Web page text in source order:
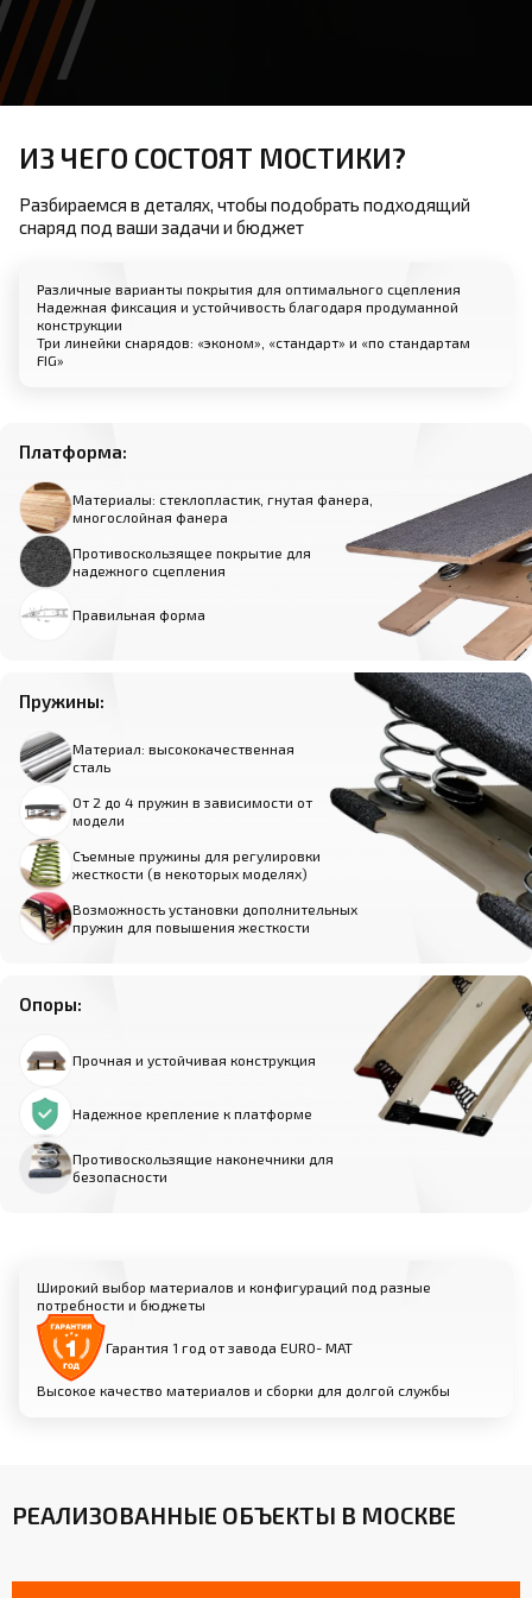
ИЗ ЧЕГО СОСТОЯТ МОСТИКИ?
Разбираемся в деталях, чтобы подобрать подходящий
снаряд под ваши задачи и бюджет
Различные варианты покрытия для оптимального сцепления
Надежная фиксация и устойчивость благодаря продуманной
конструкции
Три линейки снарядов: «эконом», «стандарт» и «по стандартам
FIG»
Платформа:
Материалы: стеклопластик, гнутая фанера,
многослойная фанера
Противоскользящее покрытие для
надежного сцепления
Правильная форма
Пружины:
Материал: высококачественная
сталь
От 2 до 4 пружин в зависимости от
модели
Съемные пружины для регулировки
жесткости (в некоторых моделях)
Возможность установки дополнительных
пружин для повышения жесткости
Опоры:
Прочная и устойчивая конструкция
Надежное крепление к платформе
Противоскользящие наконечники для
безопасности
Широкий выбор материалов и конфигураций под разные
потребности и бюджеты
Гарантия 1 год от завода EURO- МАТ
Высокое качество материалов и сборки для долгой службы
РЕАЛИЗОВАННЫЕ ОБЪЕКТЫ В МОСКВЕ